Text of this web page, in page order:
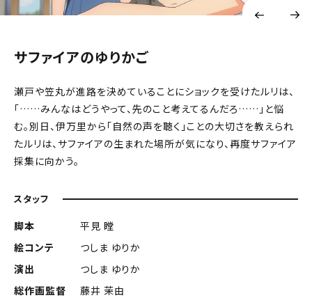
サファイアのゆりかご
瀬戸や笠丸が進路を決めていることにショックを受けたルリは、
「……みんなはどうやって、先のこと考えてるんだろ……」と悩
む。別日、伊万里から「自然の声を聴く」ことの大切さを教えられ
たルリは、サファイアの生まれた場所が気になり、再度サファイア
採集に向かう。
スタッフ
脚本
平見 瞠
絵コンテ
つしま ゆりか
演出
つしま ゆりか
総作画監督
藤井 茉由